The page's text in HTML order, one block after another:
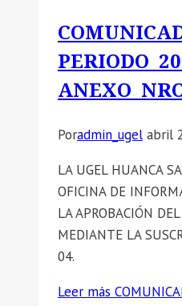
PERIODO
ANEXO
Poradmin_ugel abril
LA UGEL HUANCA
OFICINA DE
LA APROBACIÓN
MEDIANTE LA
04.
Leer más